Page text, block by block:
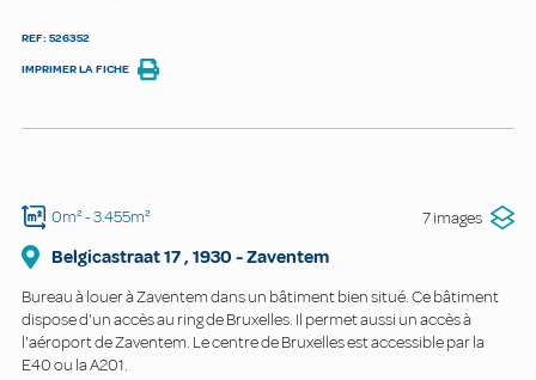
REF: 526352
IMPRIMER LA FICHE
0m²- 3.455m² 7 images
Belgicastraat17, 1930 -Zaventem
Bureau à louer à Zaventem dans un bâtiment bien situé. Ce bâtiment
dispose d'un accès au ring de Bruxelles. Il permet aussi un accès à
l'aéroport de Zaventem. Le centre de Bruxelles est accessible par la
E40 ou la A201.